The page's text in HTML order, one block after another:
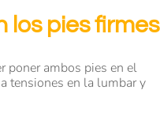
los pies firmes
poner ambos pies en el
tensiones en la lumbar y